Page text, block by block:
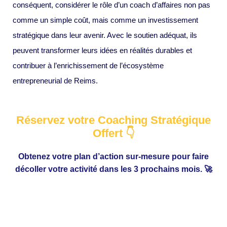
conséquent, considérer le rôle d’un coach d’affaires non pas
comme un simple coût, mais comme un investissement
stratégique dans leur avenir. Avec le soutien adéquat, ils
peuvent transformer leurs idées en réalités durables et
contribuer à l’enrichissement de l’écosystème
entrepreneurial de Reims.
Réservez votre Coaching Stratégique
Offert 👇
Obtenez votre plan d’action sur-mesure pour faire
décoller votre activité dans les 3 prochains mois. 🚀